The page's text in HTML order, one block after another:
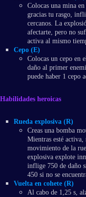
Colocas una mina
gracias tu rasgo,
cercanos. La
afectarte, pero no
activa al mismo
Cepo (E)
Colocas un cepo en
daño al primer
puede haber 1 cepo
Habilidades heroicas
Rueda explosiva (R)
Creas una bomba
Mientras esté
movimiento de la
explosiva explote
inflige 750 de daño
450 si no se
Vuelta en cohete (R)
Al cabo de 1,25 s,